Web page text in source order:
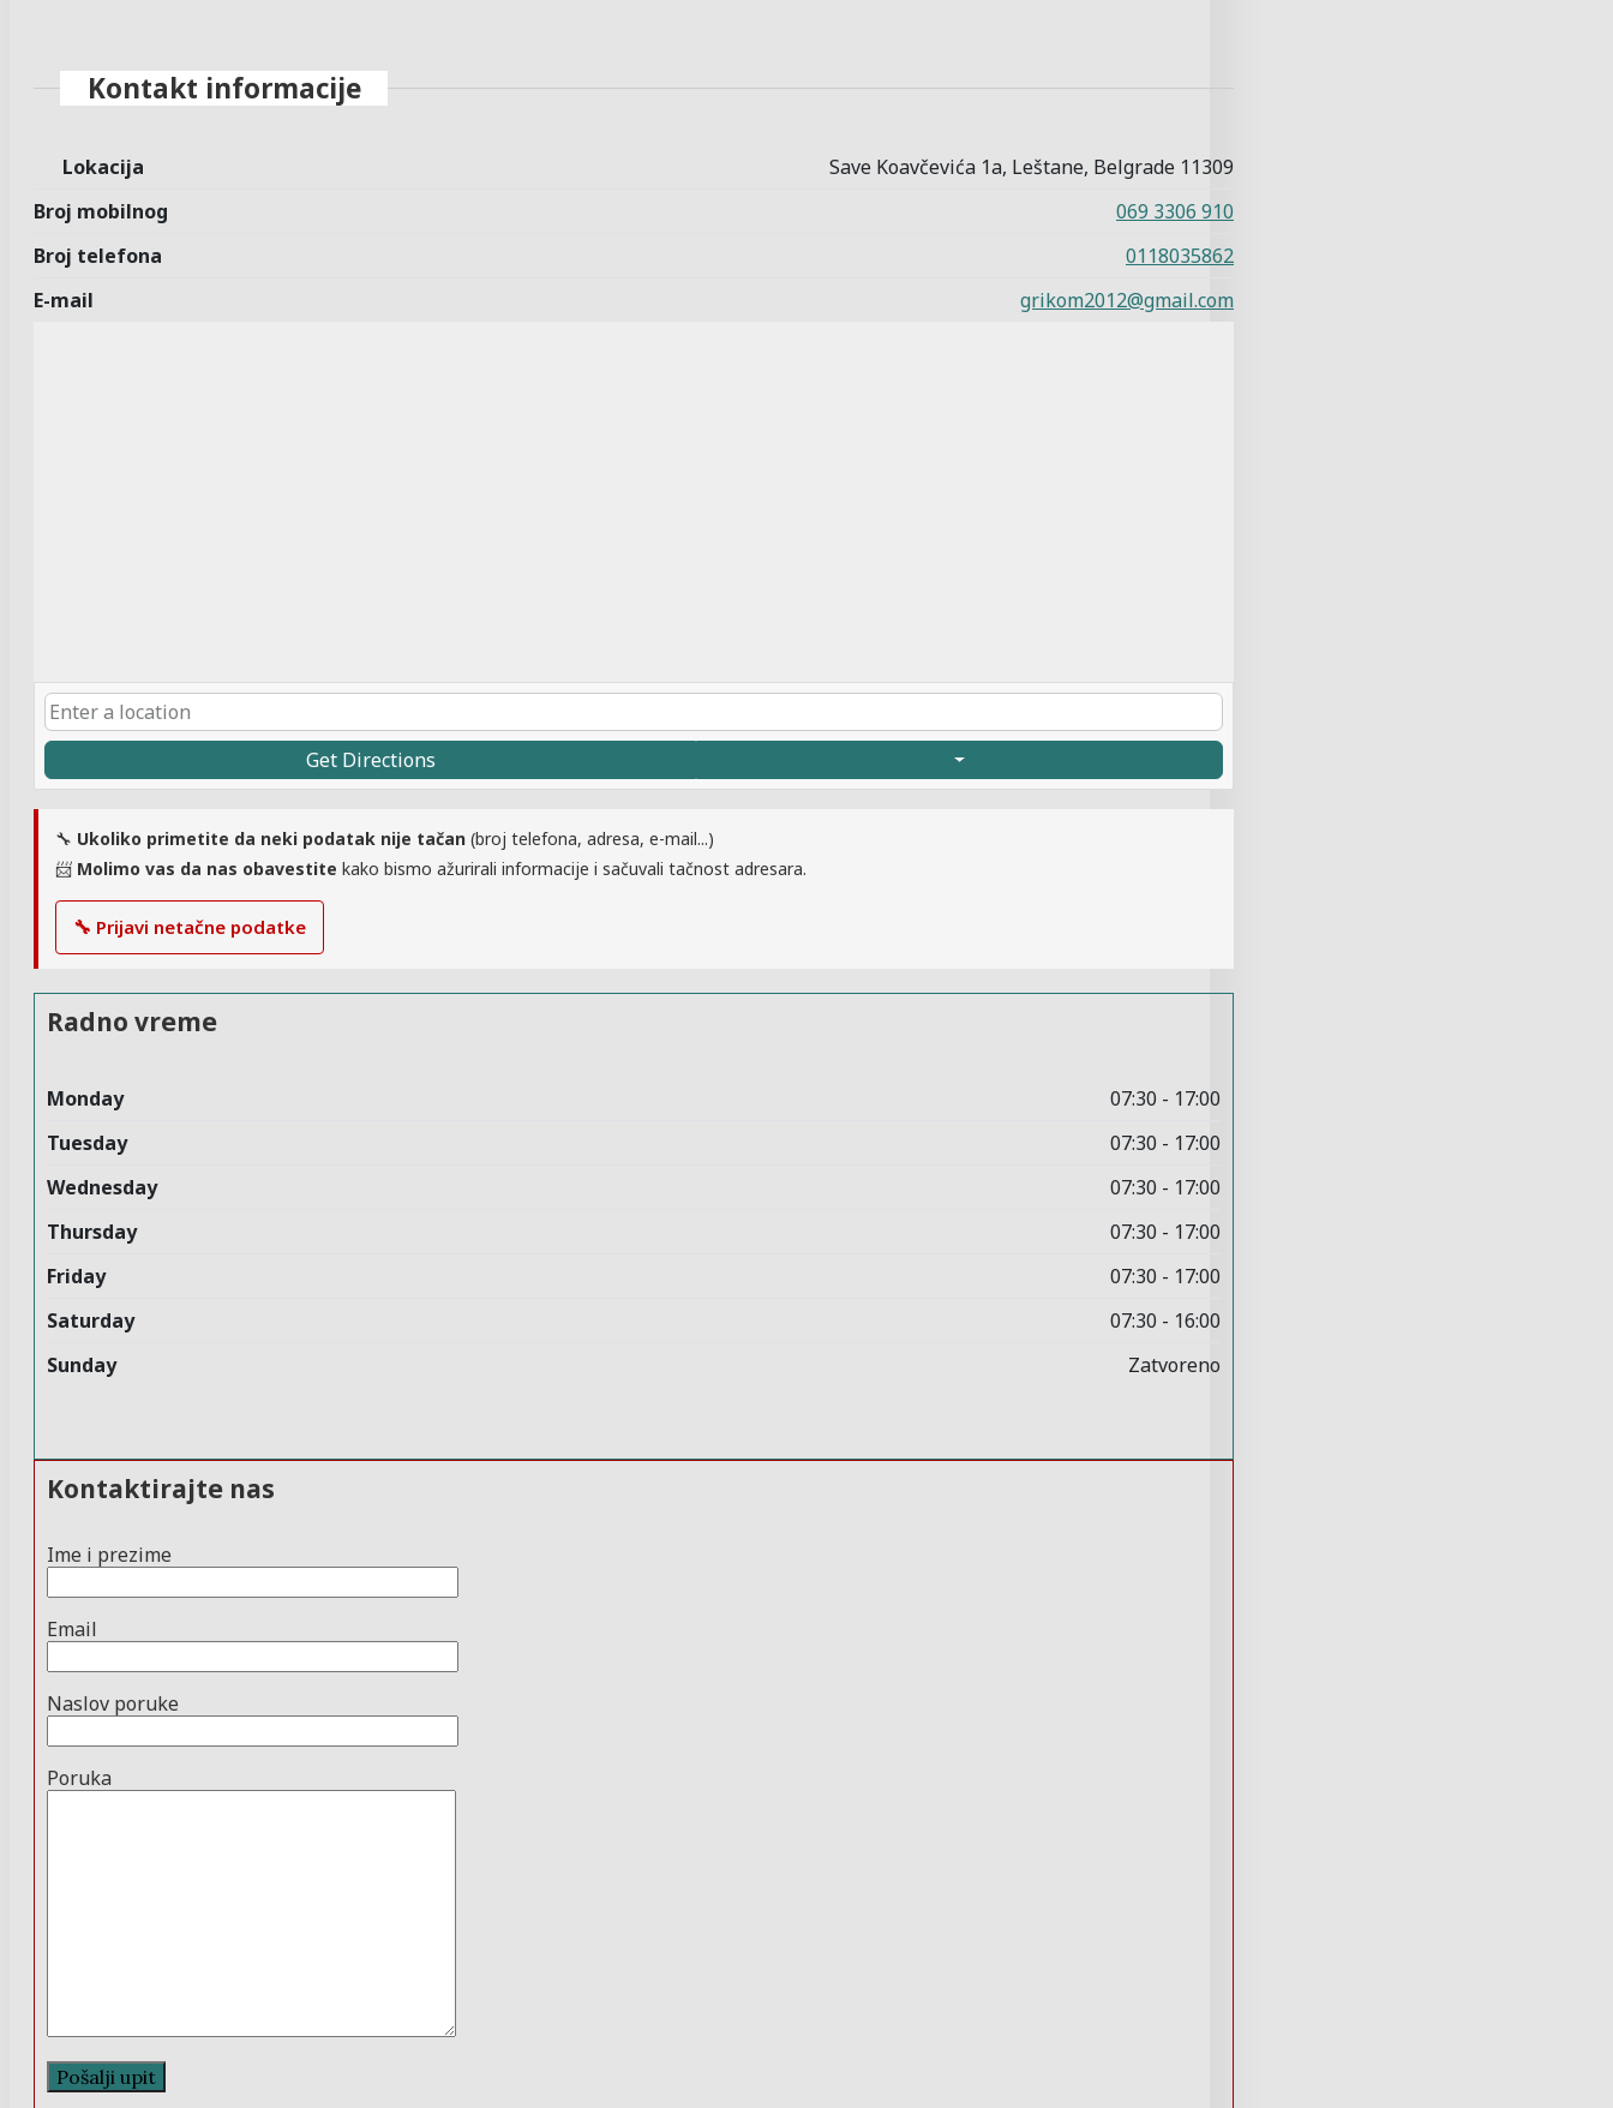
Kontakt informacije
Lokacija
Save Koavčevića 1a, Leštane, Belgrade 11309
Broj mobilnog
069 3306 910
Broj telefona
0118035862
E-mail
grikom2012@gmail.com
Get Directions
🔧 Ukoliko primetite da neki podatak nije tačan (broj telefona, adresa, e-mail...)
📨 Molimo vas da nas obavestite kako bismo ažurirali informacije i sačuvali tačnost adresara.
🔧 Prijavi netačne podatke
Radno vreme
Monday
07:30 - 17:00
Tuesday
07:30 - 17:00
Wednesday
07:30 - 17:00
Thursday
07:30 - 17:00
Friday
07:30 - 17:00
Saturday
07:30 - 16:00
Sunday
Zatvoreno
Kontaktirajte nas
Ime i prezime
Email
Naslov poruke
Poruka